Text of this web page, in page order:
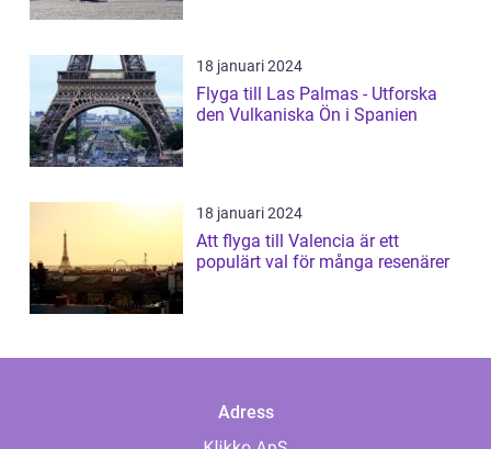
18 januari 2024
Flyga till Las Palmas - Utforska
den Vulkaniska Ön i Spanien
18 januari 2024
Att flyga till Valencia är ett
populärt val för många resenärer
Adress